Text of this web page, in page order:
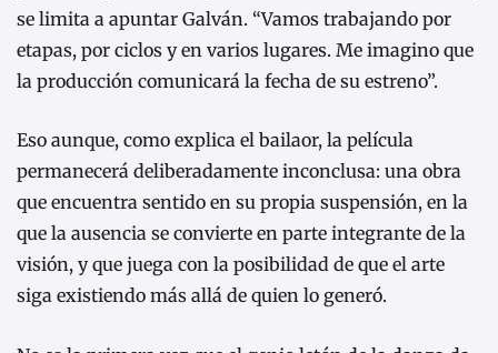
se limita a apuntar Galván. “Vamos trabajando por
etapas, por ciclos y en varios lugares. Me imagino que
la producción comunicará la fecha de su estreno”.
Eso aunque, como explica el bailaor, la película
permanecerá deliberadamente inconclusa: una obra
que encuentra sentido en su propia suspensión, en la
que la ausencia se convierte en parte integrante de la
visión, y que juega con la posibilidad de que el arte
siga existiendo más allá de quien lo generó.